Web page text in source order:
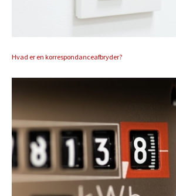
Hvad er en korrespondanceafbryder?